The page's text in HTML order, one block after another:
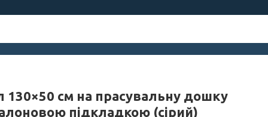
130×50 см на прасувальну дошку
підкладкою (сірий)